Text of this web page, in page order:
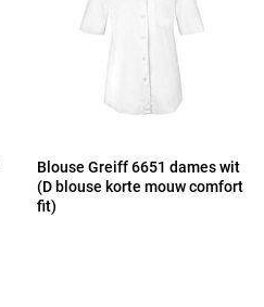
Blouse Greiff 6651 dames wit
(D blouse korte mouw comfort
fit)